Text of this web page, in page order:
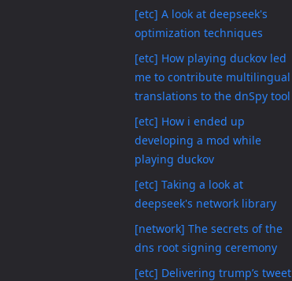
[etc] A look at deepseek's
optimization techniques
[etc] How playing duckov led
me to contribute multilingual
translations to the dnSpy tool
[etc] How i ended up
developing a mod while
playing duckov
[etc] Taking a look at
deepseek's network library
[network] The secrets of the
dns root signing ceremony
[etc] Delivering trump’s tweet